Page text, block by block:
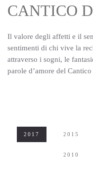
CANTICO
Il valore degli affetti e il
sentimenti di chi vive la
attraverso i sogni, le
parole d’amore del
2017 2015
2010